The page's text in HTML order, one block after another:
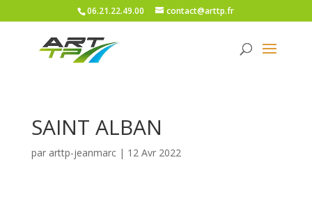
06.21.22.49.00 contact@arttp.fr
SAINT ALBAN
par arttp-jeanmarc| 12 Avr 2022